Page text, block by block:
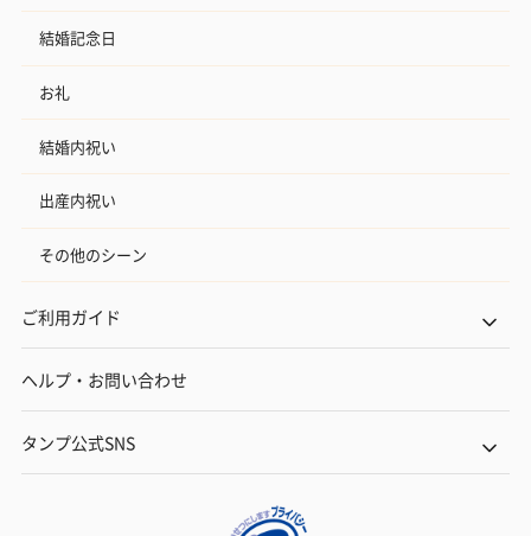
結婚記念日
お礼
結婚内祝い
出産内祝い
その他のシーン
ご利用ガイド
ヘルプ・お問い合わせ
タンプ公式SNS